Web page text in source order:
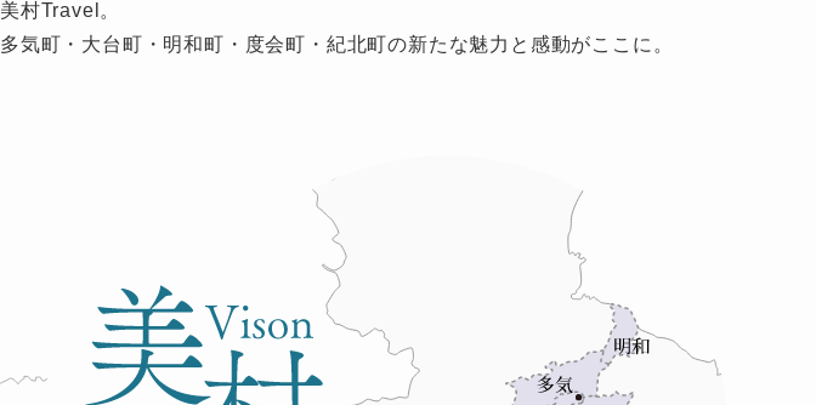
美村Travel。
多気町・大台町・明和町・度会町・紀北町の新たな魅力と感動がここに。